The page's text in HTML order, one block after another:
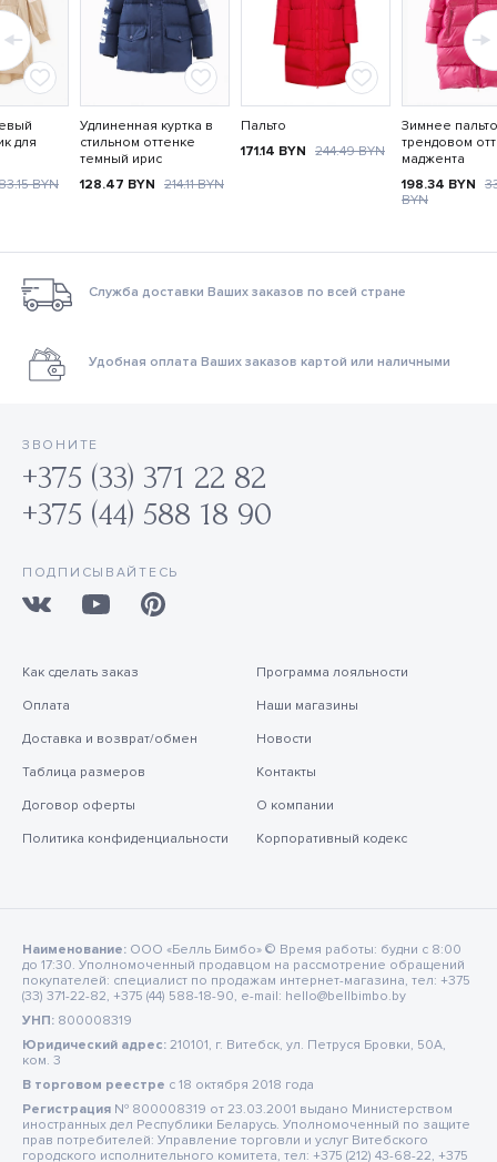
для
BYN
Удлиненная куртка в
стильном оттенке
темный ирис
128.47 BYN 214.11BYN
Пальто
171.14 BYN 244.49BYN
Зимнее
трендовом
маджента
198.34 BYN
BYN
Служба доставки Ваших заказов по всей стране
Удобная оплата Ваших заказов картой или наличными
ЗВОНИТЕ
+375 (33) 371 22 82
+375 (44) 588 18 90
ПОДПИСЫВАЙТЕСЬ
Как сделать заказ
Оплата
Доставка и возврат/обмен
Таблица размеров
Договор оферты
Политика конфиденциальности
Программа лояльности
Наши магазины
Новости
Контакты
О компании
Корпоративный кодекс
Наименование: ООО «Белль Бимбо» © Время работы: будни с 8:00
до 17:30. Уполномоченный продавцом на рассмотрение обращений
покупателей: специалист по продажам интернет-магазина, тел: +375
(33) 371-22-82, +375 (44) 588-18-90, e-mail: hello@bellbimbo.by
УНП: 800008319
Юридический адрес: 210101, г. Витебск, ул. Петруся Бровки, 50А,
ком. 3
В торговом реестре c 18 октября 2018 года
Регистрация № 800008319 от 23.03.2001 выдано Министерством
иностранных дел Республики Беларусь. Уполномоченный по защите
прав потребителей: Управление торговли и услуг Витебского
городского исполнительного комитета, тел: +375 (212) 43-68-22, +375